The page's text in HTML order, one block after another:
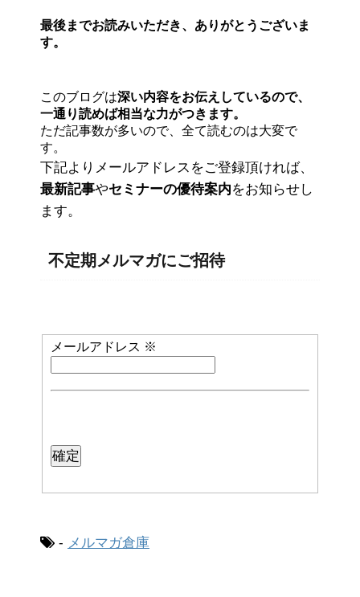
最後までお読みいただき、ありがとうございま
す。
このブログは深い内容をお伝えしているので、
一通り読めば相当な力がつきます。
ただ記事数が多いので、全て読むのは大変で
す。
下記よりメールアドレスをご登録頂ければ、
最新記事やセミナーの優待案内をお知らせし
ます。
不定期メルマガにご招待
メールアドレス ※
- メルマガ倉庫